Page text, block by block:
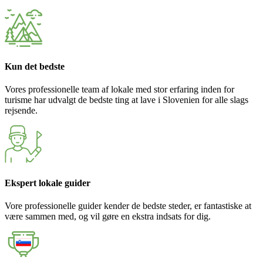
Kun det bedste
Vores professionelle team af lokale med stor erfaring inden for
turisme har udvalgt de bedste ting at lave i Slovenien for alle slags
rejsende.
Ekspert lokale guider
Vore professionelle guider kender de bedste steder, er fantastiske at
være sammen med, og vil gøre en ekstra indsats for dig.